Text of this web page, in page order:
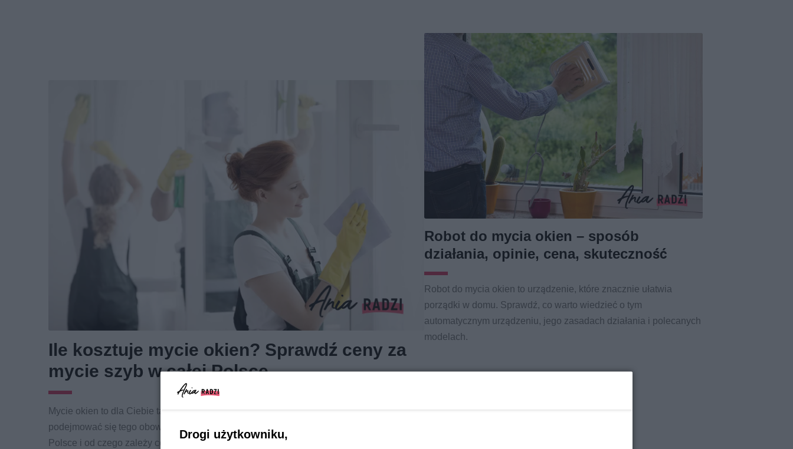
Ile kosztuje mycie okien? Sprawdź ceny za
mycie szyb w całej Polsce
Mycie okien to dla Ciebie tak znienawidzona czynność, że wolisz za nią zapłacić niż
podejmować się tego obowiązku samodzielnie? Sprawdź, ile kosztuje mycie okien w
Polsce i od czego zależy cena.
Robot do mycia okien – sposób
działania, opinie, cena, skuteczność
Robot do mycia okien to urządzenie, które znacznie ułatwia
porządki w domu. Sprawdź, co warto wiedzieć o tym
automatycznym urządzeniu, jego zasadach działania i polecanych
modelach.
Drogi użytkowniku,